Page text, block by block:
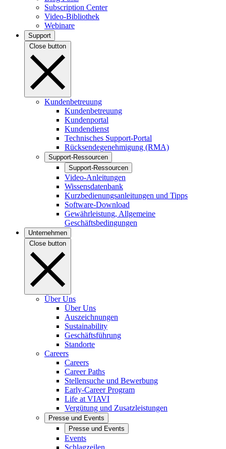
Subscription Center
Video-Bibliothek
Webinare
Support
Close button
Kundenbetreuung
Kundenbetreuung
Kundenportal
Kundendienst
Technisches Support-Portal
Rücksendegenehmigung (RMA)
Support-Ressourcen
Support-Ressourcen
Video-Anleitungen
Wissensdatenbank
Kurzbedienungsanleitungen und Tipps
Software-Download
Gewährleistung, Allgemeine
Geschäftsbedingungen
Unternehmen
Close button
Über Uns
Über Uns
Auszeichnungen
Sustainability
Geschäftsführung
Standorte
Careers
Careers
Career Paths
Stellensuche und Bewerbung
Early-Career Program
Life at VIAVI
Vergütung und Zusatzleistungen
Presse und Events
Presse und Events
Events